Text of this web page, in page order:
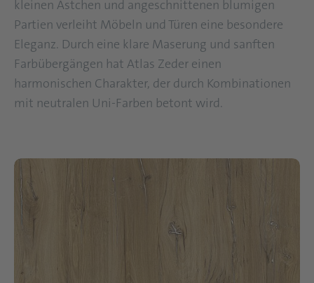
kleinen Ästchen und angeschnittenen blumigen
Partien verleiht Möbeln und Türen eine besondere
Eleganz. Durch eine klare Maserung und sanften
Farbübergängen hat Atlas Zeder einen
harmonischen Charakter, der durch Kombinationen
mit neutralen Uni-Farben betont wird.